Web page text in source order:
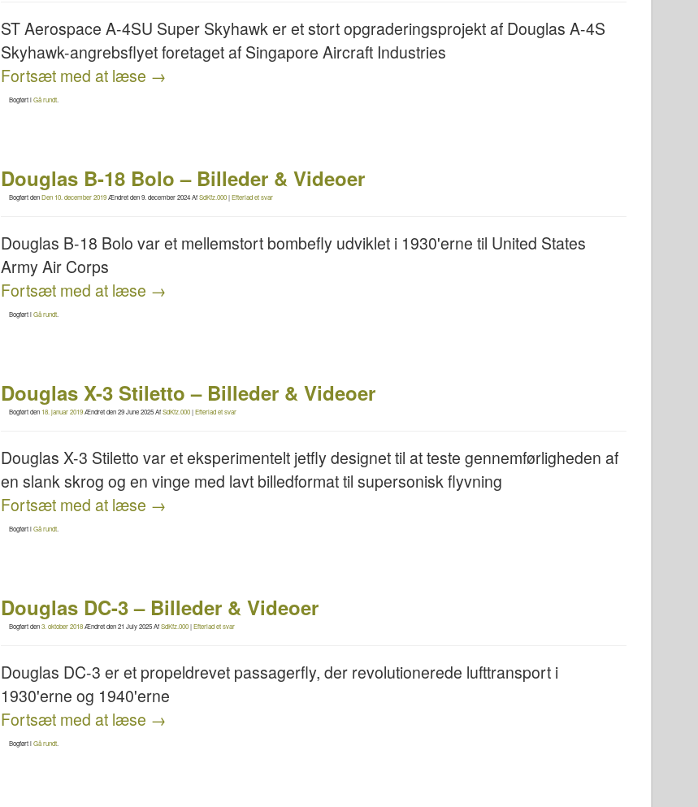
ST Aerospace A-4SU Super Skyhawk er et stort opgraderingsprojekt af Douglas A-4S
Skyhawk-angrebsflyet foretaget af Singapore Aircraft Industries
Fortsæt med at læse →
Bogført iGå rundt
Douglas B-18 Bolo – Billeder & Videoer
Bogført denDen 10. december 2019Ændret den9. december 2024AfSdKfz.000|Efterlad et svar
Douglas B-18 Bolo var et mellemstort bombefly udviklet i 1930'erne til United States
Army Air Corps
Fortsæt med at læse →
Bogført iGå rundt
Douglas X-3 Stiletto – Billeder & Videoer
Bogført den 18. januar 2019Ændret den29 June 2025AfSdKfz.000|Efterlad et svar
Douglas X-3 Stiletto var et eksperimentelt jetfly designet til at teste gennemførligheden af
en slank skrog og en vinge med lavt billedformat til supersonisk flyvning
Fortsæt med at læse →
Bogført iGå rundt
Douglas DC-3 – Billeder & Videoer
Bogført den3. oktober 2018Ændret den21 July 2025AfSdKfz.000|Efterlad et svar
Douglas DC-3 er et propeldrevet passagerfly, der revolutionerede lufttransport i
1930'erne og 1940'erne
Fortsæt med at læse →
Bogført iGå rundt